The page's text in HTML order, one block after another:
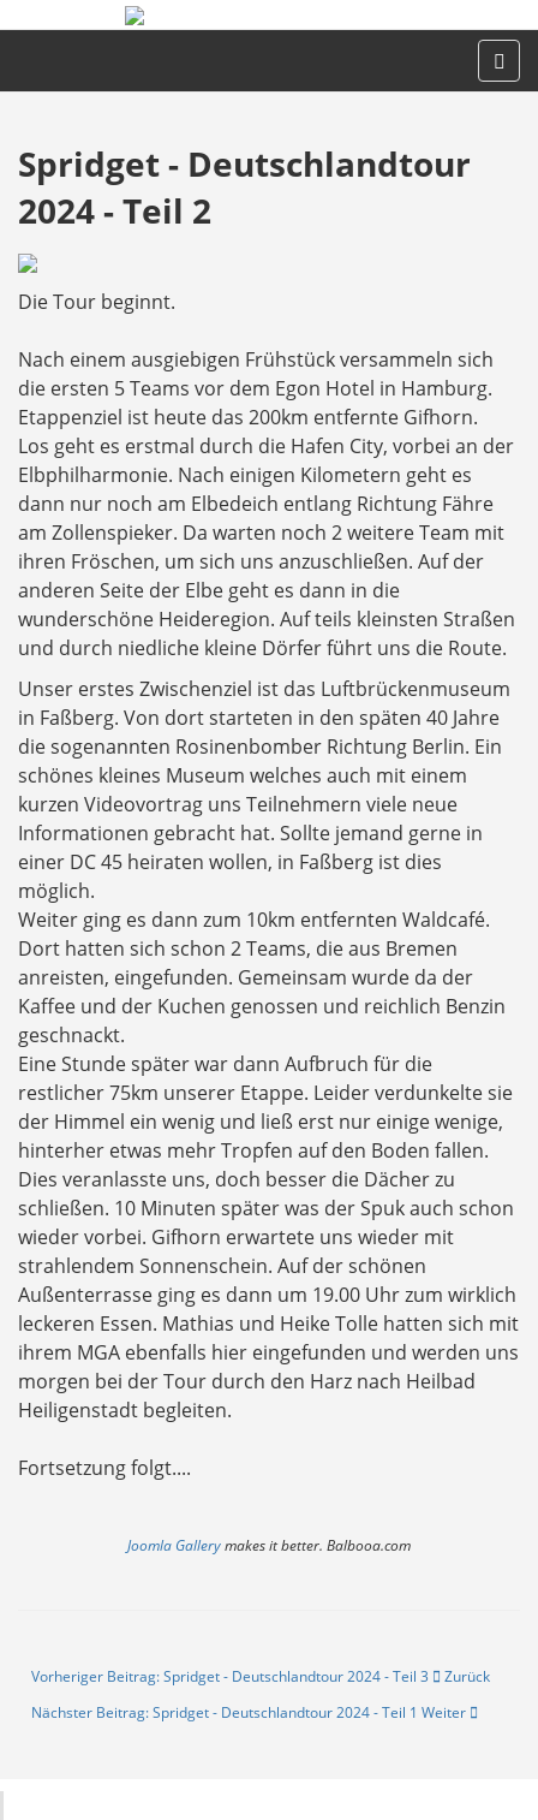
Spridget - Deutschlandtour
2024 - Teil 2
Die Tour beginnt.
Nach einem ausgiebigen Frühstück versammeln sich
die ersten 5 Teams vor dem Egon Hotel in Hamburg.
Etappenziel ist heute das 200km entfernte Gifhorn.
Los geht es erstmal durch die Hafen City, vorbei an der
Elbphilharmonie. Nach einigen Kilometern geht es
dann nur noch am Elbedeich entlang Richtung Fähre
am Zollenspieker. Da warten noch 2 weitere Team mit
ihren Fröschen, um sich uns anzuschließen. Auf der
anderen Seite der Elbe geht es dann in die
wunderschöne Heideregion. Auf teils kleinsten Straßen
und durch niedliche kleine Dörfer führt uns die Route.
Unser erstes Zwischenziel ist das Luftbrückenmuseum
in Faßberg. Von dort starteten in den späten 40 Jahre
die sogenannten Rosinenbomber Richtung Berlin. Ein
schönes kleines Museum welches auch mit einem
kurzen Videovortrag uns Teilnehmern viele neue
Informationen gebracht hat. Sollte jemand gerne in
einer DC 45 heiraten wollen, in Faßberg ist dies
möglich.
Weiter ging es dann zum 10km entfernten Waldcafé.
Dort hatten sich schon 2 Teams, die aus Bremen
anreisten, eingefunden. Gemeinsam wurde da der
Kaffee und der Kuchen genossen und reichlich Benzin
geschnackt.
Eine Stunde später war dann Aufbruch für die
restlicher 75km unserer Etappe. Leider verdunkelte sie
der Himmel ein wenig und ließ erst nur einige wenige,
hinterher etwas mehr Tropfen auf den Boden fallen.
Dies veranlasste uns, doch besser die Dächer zu
schließen. 10 Minuten später was der Spuk auch schon
wieder vorbei. Gifhorn erwartete uns wieder mit
strahlendem Sonnenschein. Auf der schönen
Außenterrasse ging es dann um 19.00 Uhr zum wirklich
leckeren Essen. Mathias und Heike Tolle hatten sich mit
ihrem MGA ebenfalls hier eingefunden und werden uns
morgen bei der Tour durch den Harz nach Heilbad
Heiligenstadt begleiten.
Fortsetzung folgt....
Joomla Gallerymakes it better. Balbooa.com
Vorheriger Beitrag: Spridget - Deutschlandtour 2024 - Teil 3
Zurück
Nächster Beitrag: Spridget - Deutschlandtour 2024 - Teil 1 Weiter